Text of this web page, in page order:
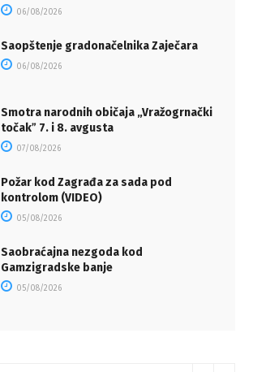
06/08/2026
Saopštenje gradonačelnika Zaječara
06/08/2026
Smotra narodnih običaja „Vražogrnački
točakˮ 7. i 8. avgusta
07/08/2026
Požar kod Zagrađa za sada pod
kontrolom (VIDEO)
05/08/2026
Saobraćajna nezgoda kod
Gamzigradske banje
05/08/2026